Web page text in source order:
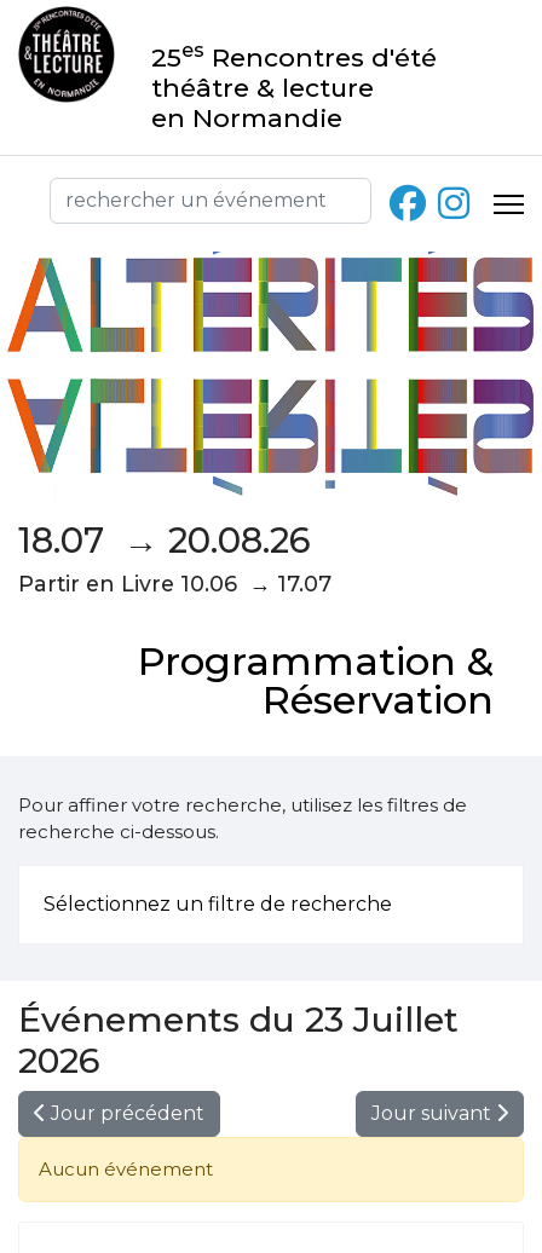
25es Rencontres d'été
théâtre & lecture
en Normandie
18.07 → 20.08.26
Partir en Livre 10.06 → 17.07
Programmation &
Réservation
Pour affiner votre recherche, utilisez les filtres de
recherche ci-dessous.
Sélectionnez un filtre de recherche
Événements du 23 Juillet
2026
Jour précédent Jour suivant
Aucun événement